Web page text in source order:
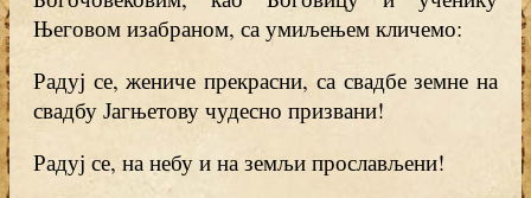
Његовом изабраном, са умиљењем кличемо:
Радуј се, жениче прекрасни, са свадбе земне на
свадбу Јагњетову чудесно призвани!
Радуј се, на небу и на земљи прослављени!